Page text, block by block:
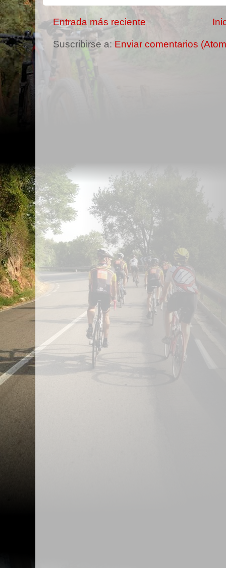
Entrada más reciente
Suscribirse a: Enviar comentarios